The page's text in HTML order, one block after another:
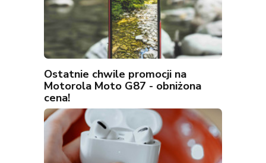
Ostatnie chwile promocji na
Motorola Moto G87 - obniżona
cena!